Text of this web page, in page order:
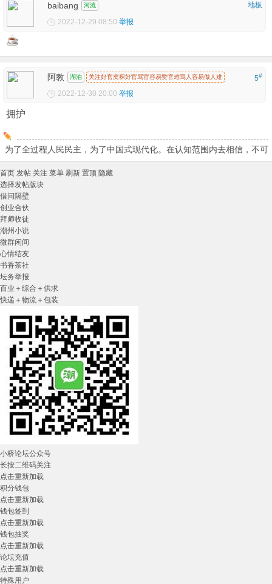
baibang 河流
地板
2022-12-29 08:50 举报
阿教 湖泊 关注好官窝裸好官骂官容易赞官难骂人容易做人难 5#
2022-12-30 20:00 举报
拥护
为了全过程人民民主，为了中国式现代化。在认知范围内去相信，不
首页 发帖 关注 菜单 刷新 置顶 隐藏
选择发帖版块
借问隔壁
创业合伙
拜师收徒
潮州小说
微群闲间
心情结友
书香茶社
坛务举报
百业＋综合＋供求
快递＋物流＋包装
小桥论坛公众号
长按二维码关注
点击重新加载
积分钱包
点击重新加载
钱包签到
点击重新加载
钱包抽奖
点击重新加载
论坛充值
点击重新加载
特殊用户